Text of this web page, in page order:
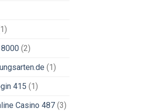
(2)
(1)
415 (1)
Casino 487(3)